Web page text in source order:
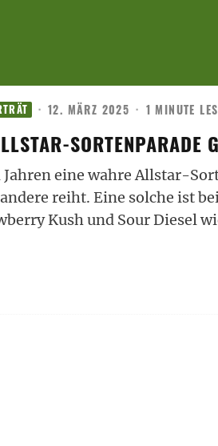
· 12. MÄRZ 2025 · 1 MINUTE
SORTENPARADE
eine wahre Allstar-
reiht. Eine solche ist
Kush und Sour Diesel